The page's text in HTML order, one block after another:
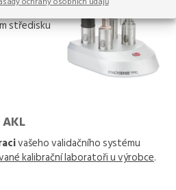
středisku
vašeho validačního systému
kalibrační laboratoři u výrobce.